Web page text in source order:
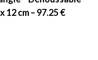
12 cm – 97.25 €